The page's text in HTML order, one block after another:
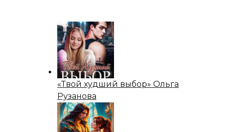
«Твой худший выбор» Ольга
Рузанова